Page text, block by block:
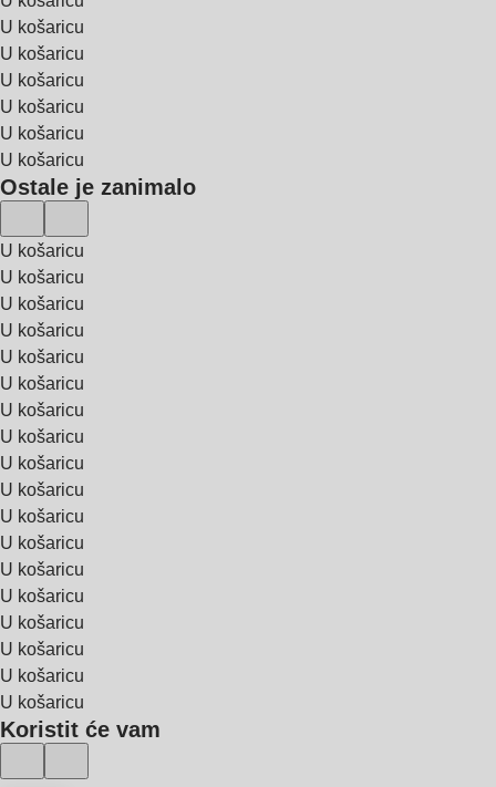
U košaricu
U košaricu
U košaricu
U košaricu
U košaricu
U košaricu
Ostale je zanimalo
U košaricu
U košaricu
U košaricu
U košaricu
U košaricu
U košaricu
U košaricu
U košaricu
U košaricu
U košaricu
U košaricu
U košaricu
U košaricu
U košaricu
U košaricu
U košaricu
U košaricu
U košaricu
Koristit će vam